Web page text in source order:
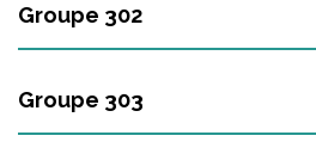
Groupe 302
Groupe 303